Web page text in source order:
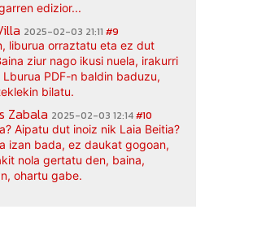
edizior...
2025-02-03 21:11 #9
liburua orraztatu eta ez dut
ziur nago ikusi nuela, irakurri
Lburua PDF-n baldin baduzu,
bilatu.
Zabala 2025-02-03 12:14#10
Aipatu dut inoiz nik Laia Beitia?
izan bada, ez daukat gogoan,
nola gertatu den, baina,
ohartu gabe.